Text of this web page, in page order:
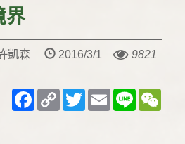
界
凱森 2016/3/1 9821
Facebook
Copy
Link
TwitterEmailLine